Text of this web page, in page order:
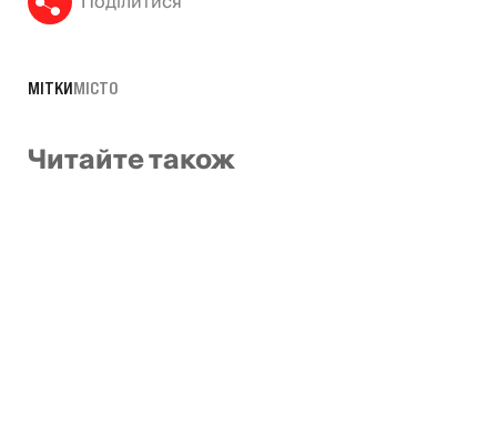
МІТКИМІСТО
Читайте також